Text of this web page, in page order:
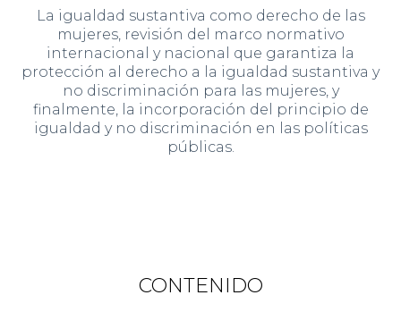
La igualdad sustantiva como derecho de las
mujeres, revisión del marco normativo
internacional y nacional que garantiza la
protección al derecho a la igualdad sustantiva y
no discriminación para las mujeres, y
finalmente, la incorporación del principio de
igualdad y no discriminación en las políticas
públicas.
CONTENIDO